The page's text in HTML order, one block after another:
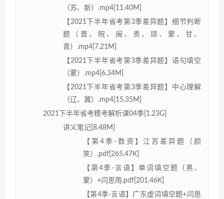
（苏、新）.mp4[11.40M]
【2021下半年省考第3季差异题】细节判断
题（晋、皖、闽、贵、琼、蒙、甘、
青）.mp4[7.21M]
【2021下半年省考第3季差异题】语句填空
（蒙）.mp4[6.34M]
【2021下半年省考第3季差异题】中心理解
（辽、冀）.mp4[15.35M]
2021下半年省考模考解析课04季[1.23G]
讲义笔记[8.48M]
【第4季-数资】江苏差异题（颜
笑）.pdf[265.47K]
【第4季-言语】单词填空题（黑、
蒙）+闫思雨.pdf[201.46K]
【第4季-言语】广东虚词填空题+闫思